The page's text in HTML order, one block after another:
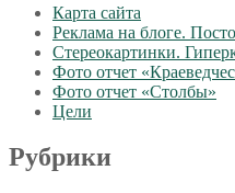
Карта сайта
Реклама на блоге.
Стереокартинки.
Фото отчет
Фото отчет «Столбы»
Цели
Рубрики